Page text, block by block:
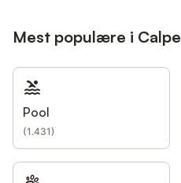
Mest populære i Calpe
Pool
(1.431)